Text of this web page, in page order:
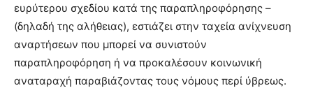
ευρύτερου σχεδίου κατά της παραπληροφόρησης –
(δηλαδή της αλήθειας), εστιάζει στην ταχεία ανίχνευση
αναρτήσεων που μπορεί να συνιστούν
παραπληροφόρηση ή να προκαλέσουν κοινωνική
αναταραχή παραβιάζοντας τους νόμους περί ύβρεως.